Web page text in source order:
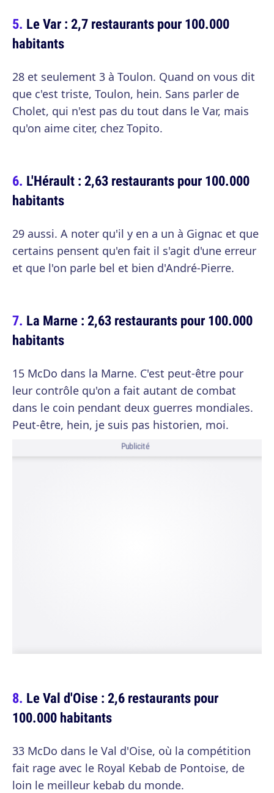
Le Var : 2,7 restaurants pour 100.000
habitants
28 et seulement 3 à Toulon. Quand on vous dit
que c'est triste, Toulon, hein. Sans parler de
Cholet, qui n'est pas du tout dans le Var, mais
qu'on aime citer, chez Topito.
L'Hérault : 2,63 restaurants pour 100.000
habitants
29 aussi. A noter qu'il y en a un à Gignac et que
certains pensent qu'en fait il s'agit d'une erreur
et que l'on parle bel et bien d'André-Pierre.
La Marne : 2,63 restaurants pour 100.000
habitants
15 McDo dans la Marne. C'est peut-être pour
leur contrôle qu'on a fait autant de combat
dans le coin pendant deux guerres mondiales.
Peut-être, hein, je suis pas historien, moi.
Publicité
Le Val d'Oise : 2,6 restaurants pour
100.000 habitants
33 McDo dans le Val d'Oise, où la compétition
fait rage avec le Royal Kebab de Pontoise, de
loin le meilleur kebab du monde.